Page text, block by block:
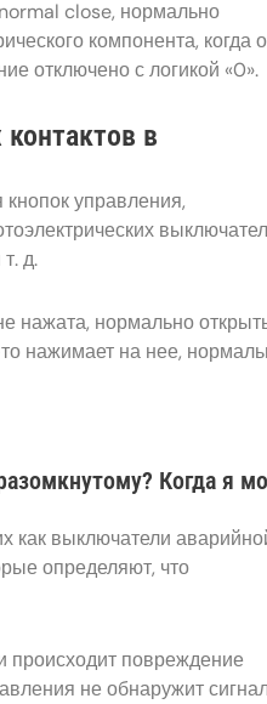
close, нормально
компонента, когда
отключено с логикой «0».
в
управления,
д.
нажата, нормально
то нажимает на нее,
Когда я
как выключатели
определяют, что
происходит повреждение
не обнаружит